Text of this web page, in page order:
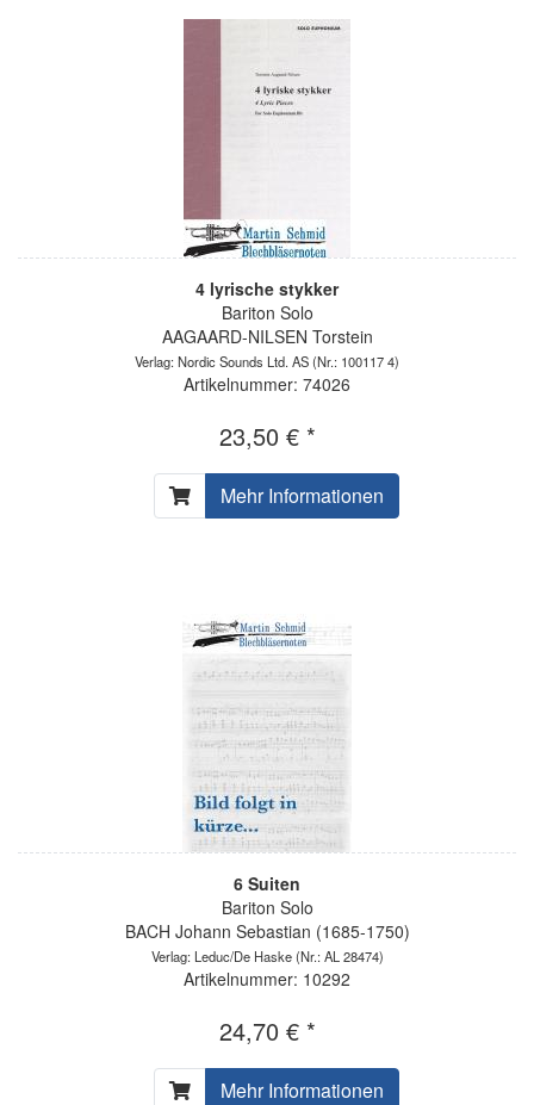
4 lyrische stykker
Bariton Solo
AAGAARD-NILSEN Torstein
Verlag: Nordic Sounds Ltd. AS(Nr.: 100117 4)
Artikelnummer: 74026
23,50 € *
Mehr Informationen
6 Suiten
Bariton Solo
BACH Johann Sebastian (1685-1750)
Verlag: Leduc/De Haske(Nr.: AL 28474)
Artikelnummer: 10292
24,70 € *
Mehr Informationen